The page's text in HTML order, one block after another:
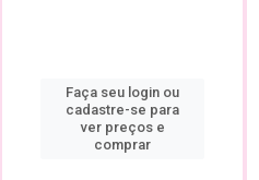
Faça seu login ou
cadastre-se para
ver preços e
comprar